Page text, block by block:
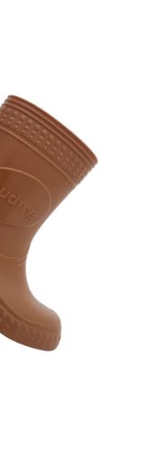
Blog
o cookies
formulár